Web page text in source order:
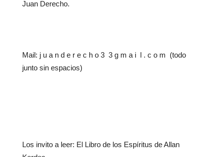
Juan Derecho.
Mail: j u a n d e r e c h o 3 3 g m a i l . c o m (todo
junto sin espacios)
Los invito a leer: El Libro de los Espíritus de Allan